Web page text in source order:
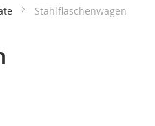
Stahlflaschenwagen